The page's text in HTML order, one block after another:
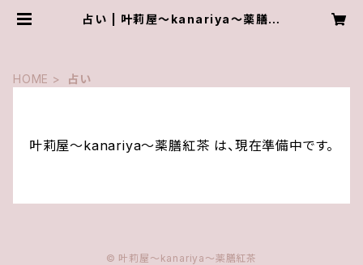
占い | 叶莉屋～kanariya～薬膳紅
HOME 占い
叶莉屋～kanariya～薬膳紅茶 は、現在準備中です。
© 叶莉屋～kanariya～薬膳紅茶